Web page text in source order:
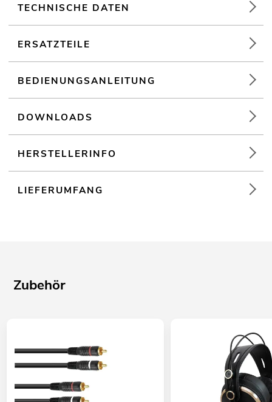
TECHNISCHE DATEN
ERSATZTEILE
BEDIENUNGSANLEITUNG
DOWNLOADS
HERSTELLERINFO
LIEFERUMFANG
Zubehör